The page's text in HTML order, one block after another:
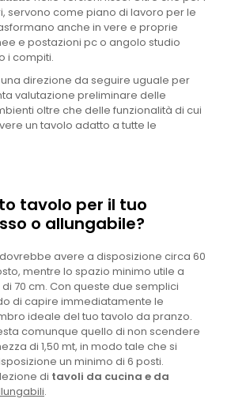
servono come piano di lavoro per le
anche in vere e proprie
e postazioni pc o angolo studio
i compiti.
direzione da seguire uguale per
valutazione preliminare delle
oltre che delle funzionalità di cui
un tavolo adatto a tutte le
tavolo per il tuo
o allungabile?
avere a disposizione circa 60
mentre lo spazio minimo utile a
di 70 cm. Con queste due semplici
di capire immediatamente le
ideale del tuo tavolo da pranzo.
comunque quello di non scendere
di 1,50 mt, in modo tale che si
un minimo di 6 posti.
di tavoli da cucina e da
.